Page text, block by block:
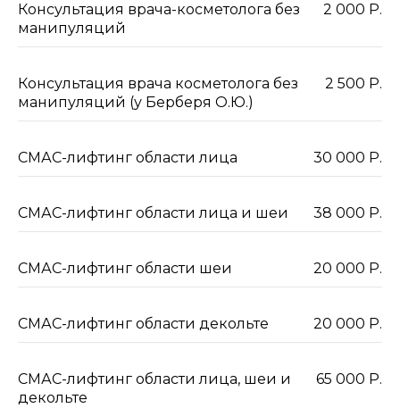
Консультация врача-косметолога без
манипуляций
2 000 Р.
Консультация врача косметолога без
манипуляций (у Берберя О.Ю.)
2 500 Р.
СМАС-лифтинг области лица 30 000 Р.
СМАС-лифтинг области лица и шеи 38 000 Р.
СМАС-лифтинг области шеи 20 000 Р.
СМАС-лифтинг области декольте 20 000 Р.
СМАС-лифтинг области лица, шеи и
декольте
65 000 Р.